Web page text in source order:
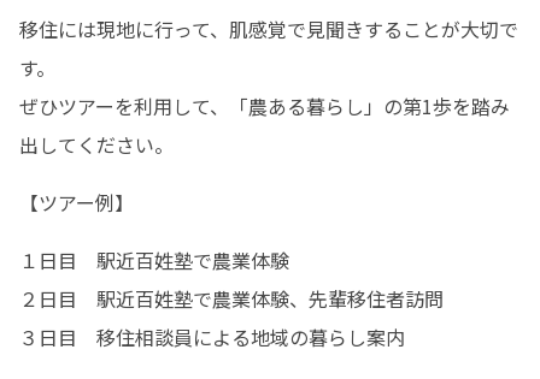
移住には現地に行って、肌感覚で見聞きすることが大切で
す。
ぜひツアーを利用して、「農ある暮らし」の第1歩を踏み
出してください。
【ツアー例】
１日目　駅近百姓塾で農業体験
２日目　駅近百姓塾で農業体験、先輩移住者訪問
３日目　移住相談員による地域の暮らし案内